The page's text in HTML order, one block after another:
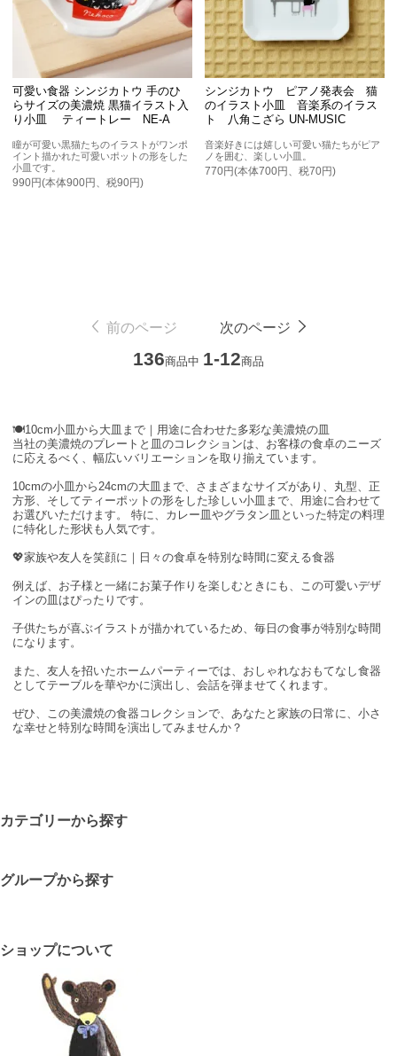
可愛い食器 シンジカトウ 手のひ
らサイズの美濃焼 黒猫イラスト入
り小皿 ティートレー NE-A
瞳が可愛い黒猫たちのイラストがワンポ
イント描かれた可愛いポットの形をした
小皿です。
990円(本体900円、税90円)
シンジカトウ ピアノ発表会 猫
のイラスト小皿 音楽系のイラス
ト 八角こざら UN-MUSIC
音楽好きには嬉しい可愛い猫たちがピア
ノを囲む、楽しい小皿。
770円(本体700円、税70円)
前のページ 次のページ
136商品中 1-12商品
🍽️10cm小皿から大皿まで｜用途に合わせた多彩な美濃焼の皿
当社の美濃焼のプレートと皿のコレクションは、お客様の食卓のニーズ
に応えるべく、幅広いバリエーションを取り揃えています。
10cmの小皿から24cmの大皿まで 、さまざまなサイズがあり、丸型、正
方形、そしてティーポットの形をした珍しい小皿まで、用途に合わせて
お選びいただけます。 特に、カレー皿やグラタン皿といった特定の料理
に特化した形状も人気です。
💖家族や友人を笑顔に｜日々の食卓を特別な時間に変える食器
例えば、お子様と一緒に お菓子作り を楽しむときにも、この可愛いデザ
インの皿はぴったりです。
子供たちが喜ぶイラストが描かれているため、毎日の食事が特別な時間
になります。
また、友人を招いたホームパーティーでは、おしゃれなおもてなし食器
としてテーブルを華やかに演出し、会話を弾ませてくれます。
ぜひ、この美濃焼の食器コレクションで、あなたと家族の日常に、小さ
な幸せと特別な時間を演出してみませんか？
カテゴリーから探す
グループから探す
ショップについて